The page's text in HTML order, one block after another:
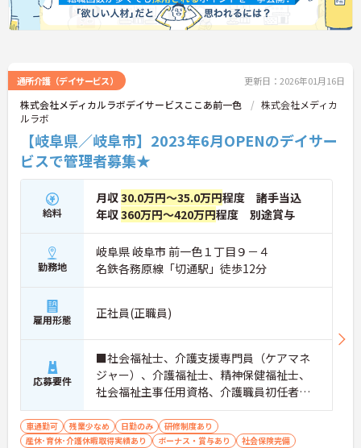
通所介護（デイサービス） 更新日：2026年01月16日
株式会社メディカルラボデイサービスここあ前一色
株式会社メディカ
ルラボ
【岐阜県／岐阜市】2023年6月OPENのデイサー
ビスで管理者募集★
給料
月収30.0万円～35.0万円程度 諸手当込
年収360万円～420万円程度 別途賞与
勤務地
岐阜県 岐阜市 前一色１丁目９－４
名鉄各務原線「切通駅」徒歩12分
雇用形態 正社員(正職員)
応募要件
■社会福祉士、介護支援専門員（ケアマネ
ジャー）、介護福祉士、精神保健福祉士、
社会福祉主事任用資格、介護職員初任者研
修（ヘルパー2級）のいずれかの資格をお持
ちの方 ■普通自動車免許
車通勤可 残業少なめ 日勤のみ
研修制度あり
産休･育休･介護休暇取得実績あり
ボーナス・賞与あり
社会保険完備